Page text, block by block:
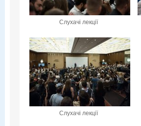
Слухачі лекції
Слухачі лекції